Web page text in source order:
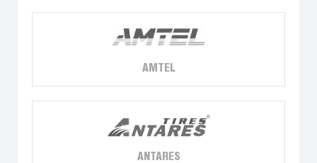
AMTEL
ANTARES